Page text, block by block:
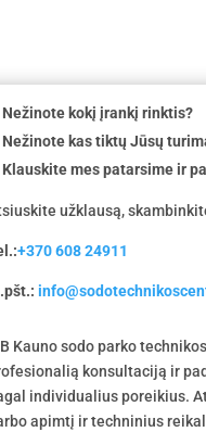
Nežinote kokį įrankį rinktis?
Nežinote kas tiktų Jūsų
Klauskite mes patarsime ir
užklausą,
+370 608 24911
Kauno sodo parko
konsultaciją ir
individualius poreikius.
apimtį ir techninius